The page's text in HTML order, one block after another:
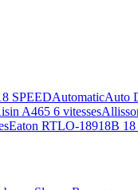
SPEEDAutomaticAuto
A465 6 vitesses
Eaton RTLO-18918B 18